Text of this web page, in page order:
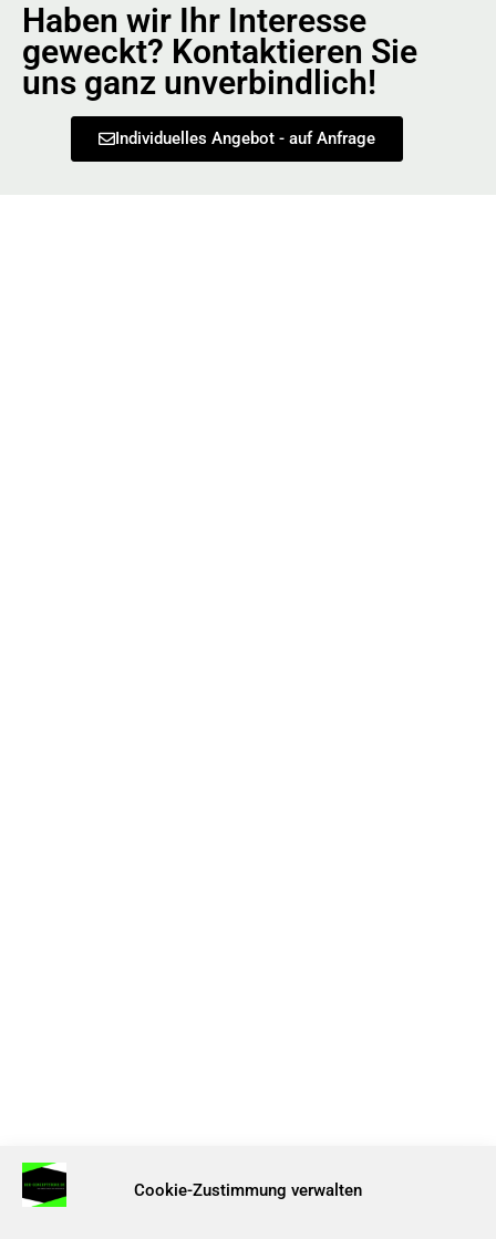
Cookie-Zustimmung verwalten
Haben wir Ihr Interesse
geweckt? Kontaktieren Sie
uns ganz unverbindlich!
Individuelles Angebot - auf Anfrage